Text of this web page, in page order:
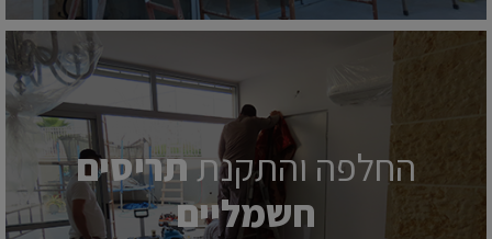
החלפה והתקנתתריסים
חשמליים